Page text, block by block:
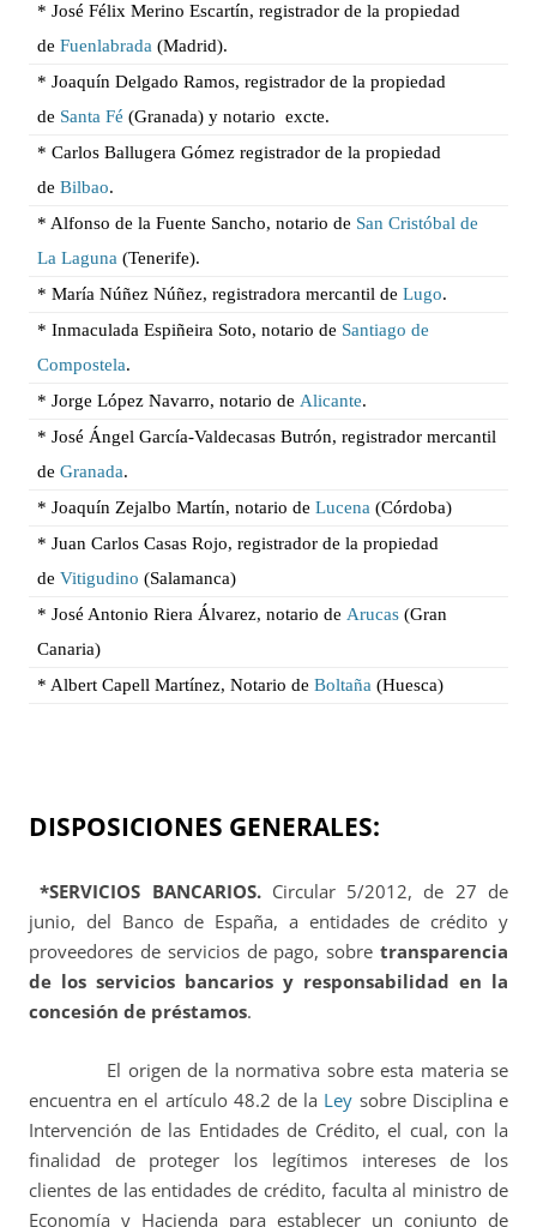
* José Félix Merino Escartín, registrador de la propiedad
de Fuenlabrada (Madrid).
* Joaquín Delgado Ramos, registrador de la propiedad
de Santa Fé (Granada) y notario excte.
* Carlos Ballugera Gómez registrador de la propiedad
de Bilbao.
* Alfonso de la Fuente Sancho, notario de San Cristóbal de
La Laguna (Tenerife).
* María Núñez Núñez, registradora mercantil de Lugo.
* Inmaculada Espiñeira Soto, notario de Santiago de
Compostela.
* Jorge López Navarro, notario de Alicante.
* José Ángel García-Valdecasas Butrón, registrador mercantil
de Granada.
* Joaquín Zejalbo Martín, notario de Lucena (Córdoba)
* Juan Carlos Casas Rojo, registrador de la propiedad
de Vitigudino (Salamanca)
* José Antonio Riera Álvarez, notario de Arucas (Gran
Canaria)
* Albert Capell Martínez, Notario de Boltaña (Huesca)
DISPOSICIONES GENERALES:
*SERVICIOS BANCARIOS. Circular 5/2012, de 27 de
junio, del Banco de España, a entidades de crédito y
proveedores de servicios de pago, sobre transparencia
de los servicios bancarios y responsabilidad en la
concesión de préstamos.
El origen de la normativa sobre esta materia se
encuentra en el artículo 48.2 de la Ley sobre Disciplina e
Intervención de las Entidades de Crédito, el cual, con la
finalidad de proteger los legítimos intereses de los
clientes de las entidades de crédito, faculta al ministro de
Economía y Hacienda para establecer un conjunto de